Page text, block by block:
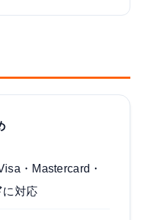
・Mastercard・
に対応